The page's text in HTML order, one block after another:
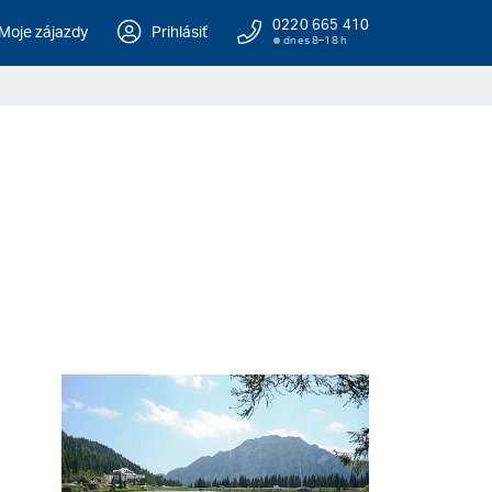
zájazdy Prihlásiť 0220 665 410
dnes 8–18 h